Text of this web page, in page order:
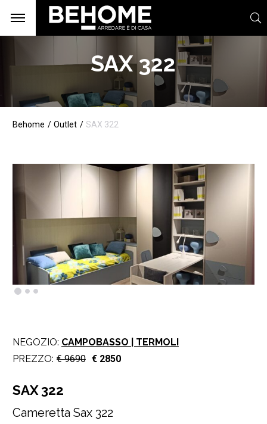
SAX 322
Behome Outlet SAX 322
NEGOZIO: CAMPOBASSO | TERMOLI
PREZZO: € 9690 € 2850
SAX 322
Cameretta Sax 322